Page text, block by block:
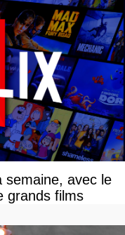
semaine, avec le
grands films